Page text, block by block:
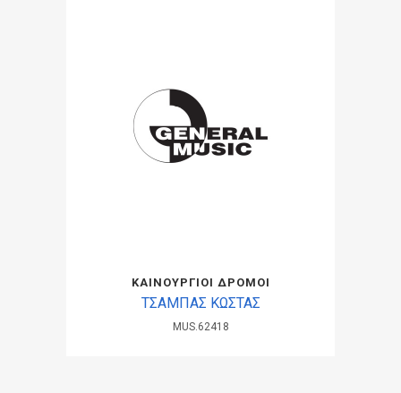
ΚΑΙΝΟΥΡΓΙΟΙ ΔΡΟΜΟΙ
ΤΣΑΜΠΑΣ ΚΩΣΤΑΣ
MUS.62418